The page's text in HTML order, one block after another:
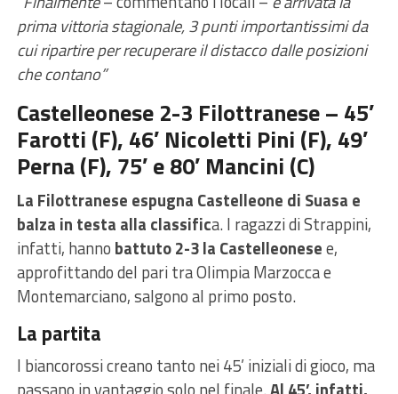
prima vittoria stagionale, 3 punti importantissimi da
cui ripartire per recuperare il distacco dalle posizioni
che contano”
Castelleonese 2-3 Filottranese – 45′
Farotti (F), 46′ Nicoletti Pini (F), 49′
Perna (F), 75′ e 80′ Mancini (C)
La Filottranese espugna Castelleone di Suasa e
balza in testa alla classifica. I ragazzi di Strappini,
infatti, hanno battuto 2-3 la Castelleonesee,
approfittando del pari tra Olimpia Marzocca e
Montemarciano, salgono al primo posto.
La partita
I biancorossi creano tanto nei 45’ iniziali di gioco, ma